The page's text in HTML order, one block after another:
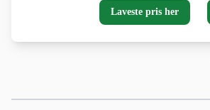
Laveste pris her